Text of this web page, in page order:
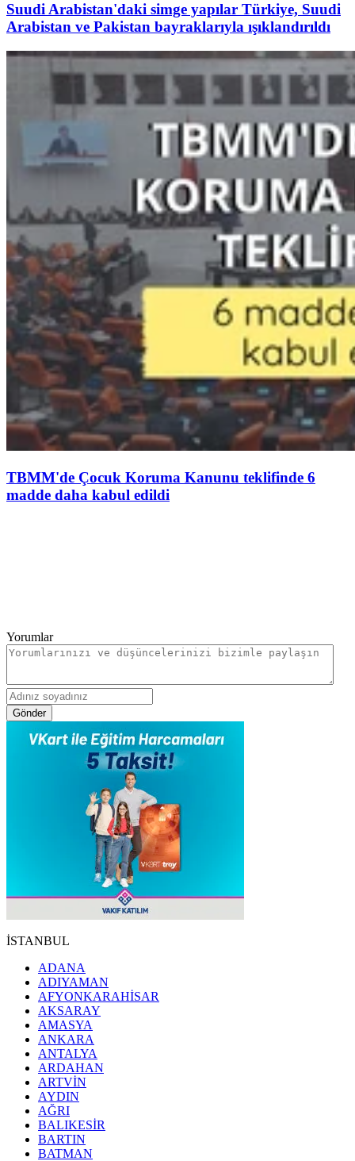
Suudi Arabistan'daki simge yapılar Türkiye, Suudi
Arabistan ve Pakistan bayraklarıyla ışıklandırıldı
TBMM'de Çocuk Koruma Kanunu teklifinde 6
madde daha kabul edildi
Yorumlar
Gönder
İSTANBUL
ADANA
ADIYAMAN
AFYONKARAHİSAR
AKSARAY
AMASYA
ANKARA
ANTALYA
ARDAHAN
ARTVİN
AYDIN
AĞRI
BALIKESİR
BARTIN
BATMAN